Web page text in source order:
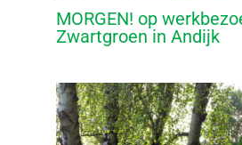
MORGEN! op
Zwartgroen in Andijk